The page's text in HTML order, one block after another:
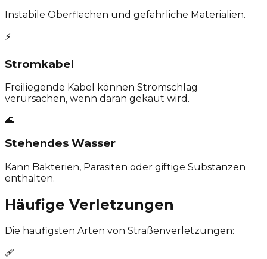
Instabile Oberflächen und gefährliche Materialien.
⚡
Stromkabel
Freiliegende Kabel können Stromschlag
verursachen, wenn daran gekaut wird.
🌊
Stehendes Wasser
Kann Bakterien, Parasiten oder giftige Substanzen
enthalten.
Häufige Verletzungen
Die häufigsten Arten von Straßenverletzungen:
🩹